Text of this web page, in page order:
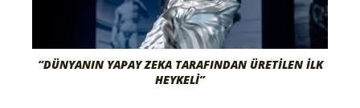
“DÜNYANIN YAPAY ZEKA TARAFINDAN ÜRETILEN İLK
HEYKELI”